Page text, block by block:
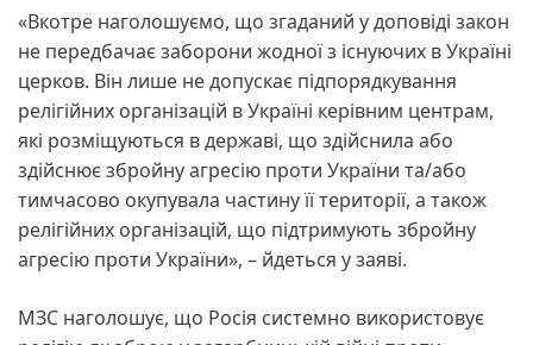
«Вкотре наголошуємо, що згаданий у доповіді закон
не передбачає заборони жодної з існуючих в Україні
церков. Він лише не допускає підпорядкування
релігійних організацій в Україні керівним центрам,
які розміщуються в державі, що здійснила або
здійснює збройну агресію проти України та/або
тимчасово окупувала частину її території, а також
релігійних організацій, що підтримують збройну
агресію проти України», – йдеться у заяві.
МЗС наголошує, що Росія системно використовує